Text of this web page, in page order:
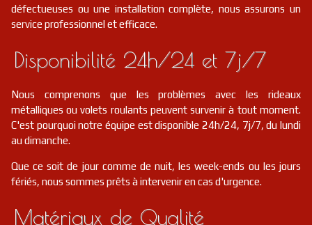
défectueuses ou une installation complète, nous assurons un
service professionnel et efficace.
Disponibilité 24h/24 et 7j/7
Nous comprenons que les problèmes avec les rideaux
métalliques ou volets roulants peuvent survenir à tout moment.
C'est pourquoi notre équipe est disponible 24h/24, 7j/7, du lundi
au dimanche.
Que ce soit de jour comme de nuit, les week-ends ou les jours
fériés, nous sommes prêts à intervenir en cas d'urgence.
Matériaux de Qualité